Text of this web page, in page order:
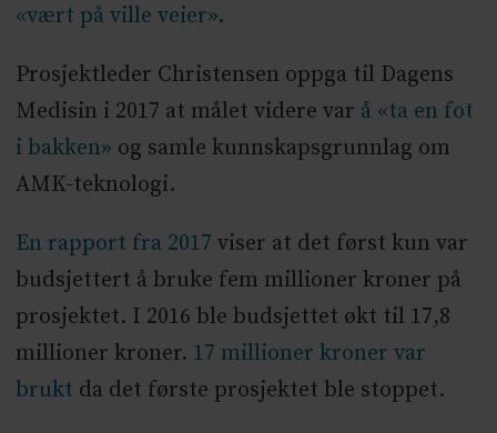
«vært på ville veier».
Prosjektleder Christensen oppga til Dagens
Medisin i 2017 at målet videre var å «ta en fot
i bakken» og samle kunnskapsgrunnlag om
AMK-teknologi.
En rapport fra 2017 viser at det først kun var
budsjettert å bruke fem millioner kroner på
prosjektet. I 2016 ble budsjettet økt til 17,8
millioner kroner. 17 millioner kroner var
brukt da det første prosjektet ble stoppet.